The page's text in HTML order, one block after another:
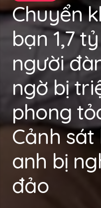
Chuyển
bạn 1,7
người
ngờ bị
phong
Cảnh
anh bị
đảo